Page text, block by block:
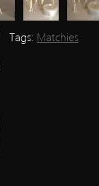
Tags: Matchies